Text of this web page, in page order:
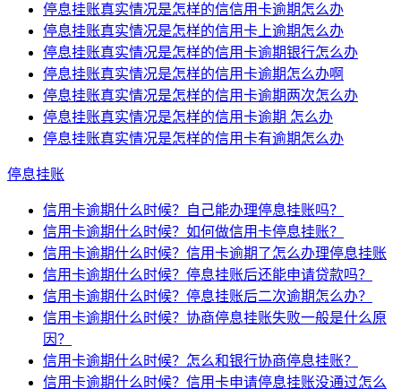
停息挂账真实情况是怎样的信信用卡逾期怎么办
停息挂账真实情况是怎样的信用卡上逾期怎么办
停息挂账真实情况是怎样的信用卡逾期银行怎么办
停息挂账真实情况是怎样的信用卡逾期怎么办啊
停息挂账真实情况是怎样的信用卡逾期两次怎么办
停息挂账真实情况是怎样的信用卡逾期 怎么办
停息挂账真实情况是怎样的信用卡有逾期怎么办
停息挂账
信用卡逾期什么时候？自己能办理停息挂账吗？
信用卡逾期什么时候？如何做信用卡停息挂账？
信用卡逾期什么时候？信用卡逾期了怎么办理停息挂账
信用卡逾期什么时候？停息挂账后还能申请贷款吗？
信用卡逾期什么时候？停息挂账后二次逾期怎么办？
信用卡逾期什么时候？协商停息挂账失败一般是什么原
因？
信用卡逾期什么时候？怎么和银行协商停息挂账？
信用卡逾期什么时候？信用卡申请停息挂账没通过怎么